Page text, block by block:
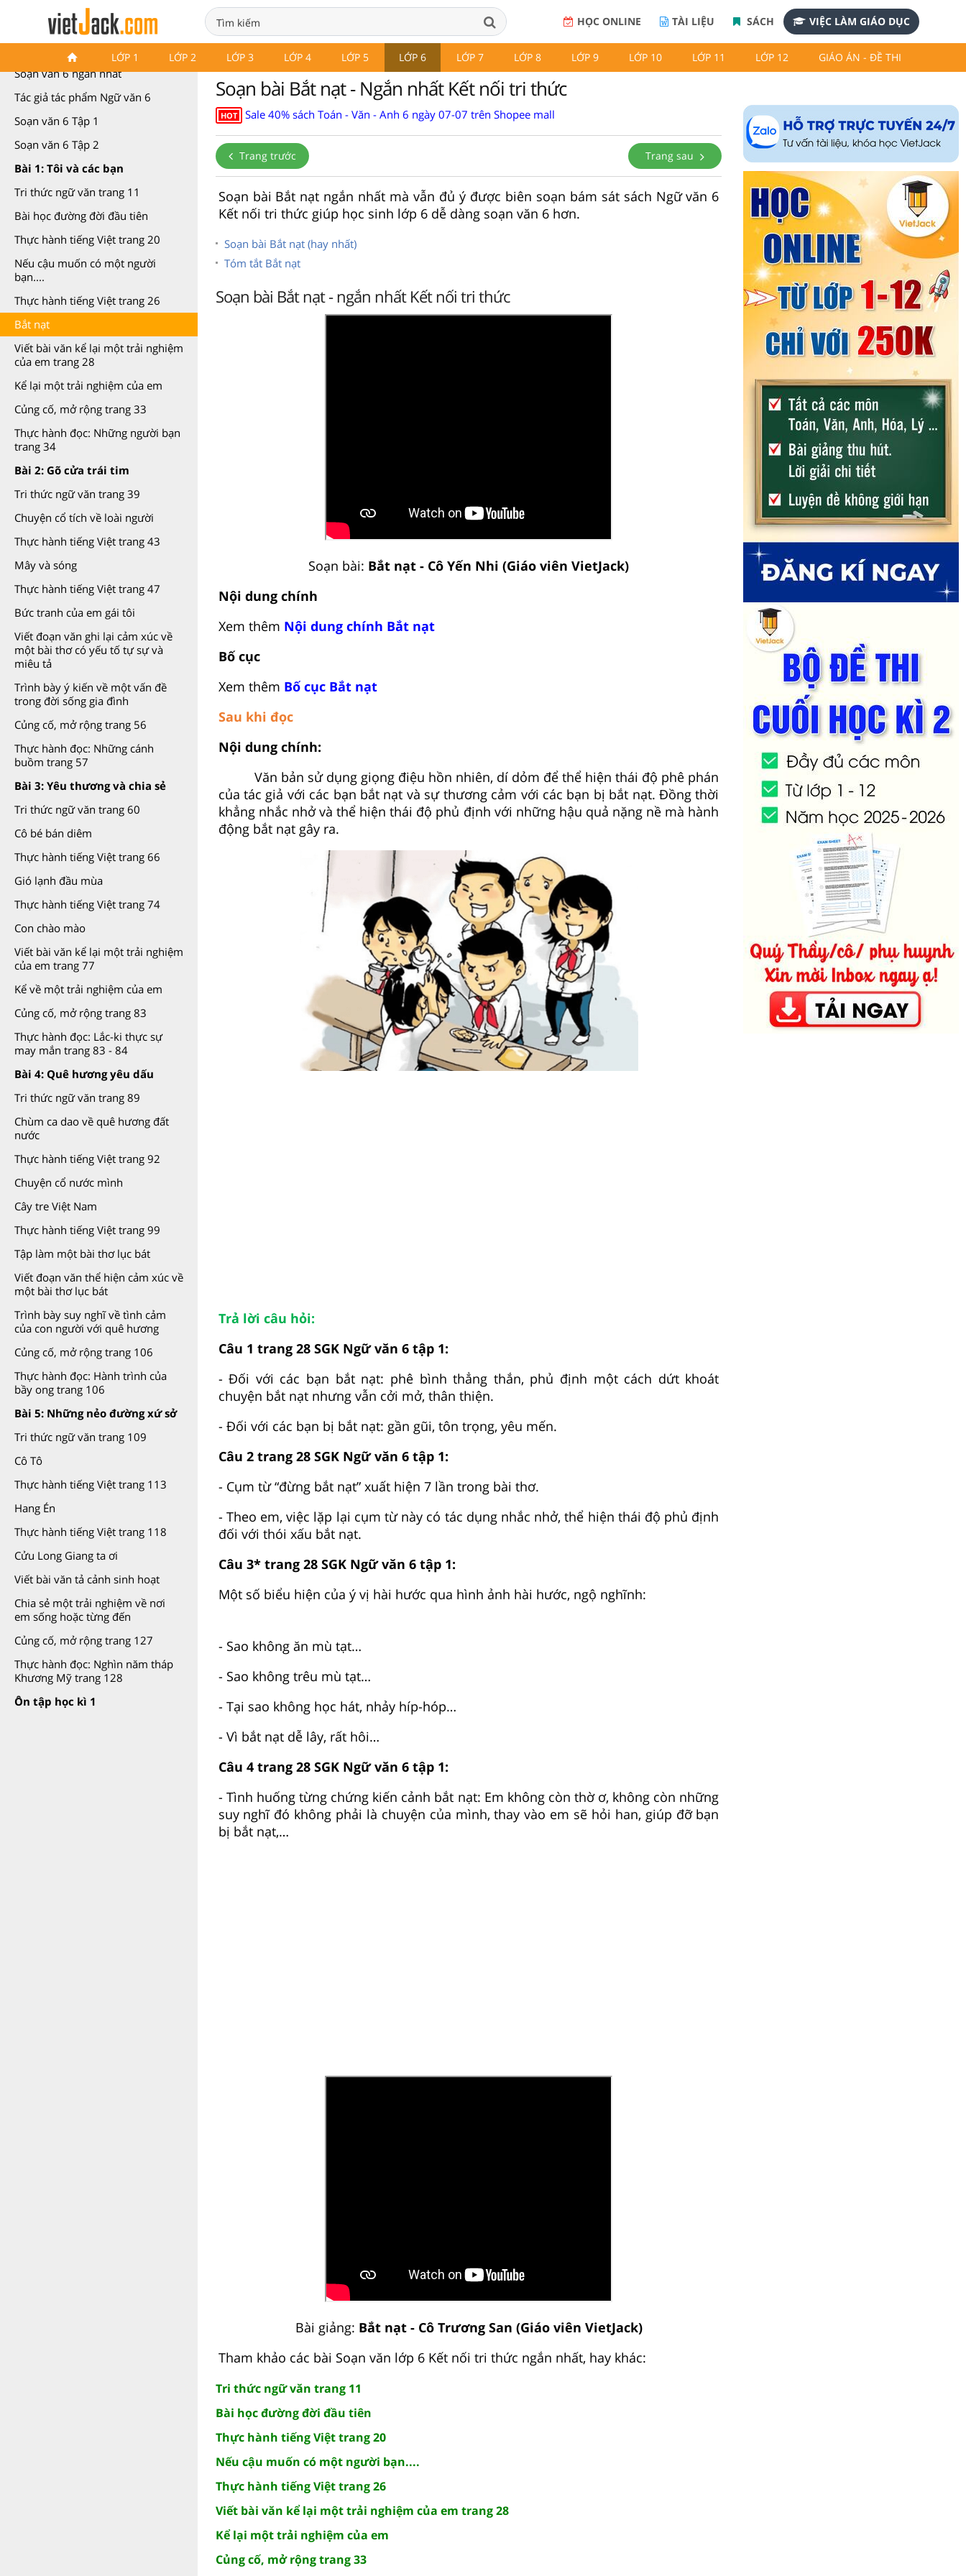
HỌC ONLINE TÀI LIỆU SÁCH VIỆC LÀM GIÁO DỤC
LỚP 1 LỚP 2 LỚP 3 LỚP 4 LỚP 5 LỚP 6 LỚP 7 LỚP 8 LỚP 9 LỚP 10 LỚP 11 LỚP 12 GIÁO ÁN - ĐỀ THI
Soạn văn 6 Kết nối tri thức
Soạn văn 6 ngắn nhất
Tác giả tác phẩm Ngữ văn 6
Soạn văn 6 Tập 1
Soạn văn 6 Tập 2
Bài 1: Tôi và các bạn
Tri thức ngữ văn trang 11
Bài học đường đời đầu tiên
Thực hành tiếng Việt trang 20
Nếu cậu muốn có một người
bạn....
Thực hành tiếng Việt trang 26
Bắt nạt
Viết bài văn kể lại một trải nghiệm
của em trang 28
Kể lại một trải nghiệm của em
Củng cố, mở rộng trang 33
Thực hành đọc: Những người bạn
trang 34
Bài 2: Gõ cửa trái tim
Tri thức ngữ văn trang 39
Chuyện cổ tích về loài người
Thực hành tiếng Việt trang 43
Mây và sóng
Thực hành tiếng Việt trang 47
Bức tranh của em gái tôi
Viết đoạn văn ghi lại cảm xúc về
một bài thơ có yếu tố tự sự và
miêu tả
Trình bày ý kiến về một vấn đề
trong đời sống gia đình
Củng cố, mở rộng trang 56
Thực hành đọc: Những cánh
buồm trang 57
Bài 3: Yêu thương và chia sẻ
Tri thức ngữ văn trang 60
Cô bé bán diêm
Thực hành tiếng Việt trang 66
Gió lạnh đầu mùa
Thực hành tiếng Việt trang 74
Con chào mào
Viết bài văn kể lại một trải nghiệm
của em trang 77
Kể về một trải nghiệm của em
Củng cố, mở rộng trang 83
Thực hành đọc: Lắc-ki thực sự
may mắn trang 83 - 84
Bài 4: Quê hương yêu dấu
Tri thức ngữ văn trang 89
Chùm ca dao về quê hương đất
nước
Thực hành tiếng Việt trang 92
Chuyện cổ nước mình
Cây tre Việt Nam
Thực hành tiếng Việt trang 99
Tập làm một bài thơ lục bát
Viết đoạn văn thể hiện cảm xúc về
một bài thơ lục bát
Trình bày suy nghĩ về tình cảm
của con người với quê hương
Củng cố, mở rộng trang 106
Thực hành đọc: Hành trình của
bầy ong trang 106
Bài 5: Những nẻo đường xứ sở
Tri thức ngữ văn trang 109
Cô Tô
Thực hành tiếng Việt trang 113
Hang Én
Thực hành tiếng Việt trang 118
Cửu Long Giang ta ơi
Viết bài văn tả cảnh sinh hoạt
Chia sẻ một trải nghiệm về nơi
em sống hoặc từng đến
Củng cố, mở rộng trang 127
Thực hành đọc: Nghìn năm tháp
Khương Mỹ trang 128
Ôn tập học kì 1
Soạn bài Bắt nạt - Ngắn nhất Kết nối tri thức
HOT Sale 40% sách Toán - Văn - Anh 6 ngày 07-07 trên Shopee mall
Trang trước Trang sau
Soạn bài Bắt nạt ngắn nhất mà vẫn đủ ý được biên soạn bám sát sách Ngữ văn 6
Kết nối tri thức giúp học sinh lớp 6 dễ dàng soạn văn 6 hơn.
Soạn bài Bắt nạt (hay nhất)
Tóm tắt Bắt nạt
Soạn bài Bắt nạt - ngắn nhất Kết nối tri thức
Soạn bài: Bắt nạt - Cô Yến Nhi (Giáo viên VietJack)
Nội dung chính
Xem thêm Nội dung chính Bắt nạt
Bố cục
Xem thêm Bố cục Bắt nạt
Sau khi đọc
Nội dung chính:
Văn bản sử dụng giọng điệu hồn nhiên, dí dỏm để thể hiện thái độ phê phán
của tác giả với các bạn bắt nạt và sự thương cảm với các bạn bị bắt nạt. Đồng thời
khẳng nhắc nhở và thể hiện thái độ phủ định với những hậu quả nặng nề mà hành
động bắt nạt gây ra.
Trả lời câu hỏi:
Câu 1 trang 28 SGK Ngữ văn 6 tập 1:
- Đối với các bạn bắt nạt: phê bình thẳng thắn, phủ định một cách dứt khoát
chuyện bắt nạt nhưng vẫn cởi mở, thân thiện.
- Đối với các bạn bị bắt nạt: gần gũi, tôn trọng, yêu mến.
Câu 2 trang 28 SGK Ngữ văn 6 tập 1:
- Cụm từ “đừng bắt nạt” xuất hiện 7 lần trong bài thơ.
- Theo em, việc lặp lại cụm từ này có tác dụng nhắc nhở, thể hiện thái độ phủ định
đối với thói xấu bắt nạt.
Câu 3* trang 28 SGK Ngữ văn 6 tập 1:
Một số biểu hiện của ý vị hài hước qua hình ảnh hài hước, ngộ nghĩnh:
- Sao không ăn mù tạt…
- Sao không trêu mù tạt…
- Tại sao không học hát, nhảy híp-hóp…
- Vì bắt nạt dễ lây, rất hôi…
Câu 4 trang 28 SGK Ngữ văn 6 tập 1:
- Tình huống từng chứng kiến cảnh bắt nạt: Em không còn thờ ơ, không còn những
suy nghĩ đó không phải là chuyện của mình, thay vào em sẽ hỏi han, giúp đỡ bạn
bị bắt nạt,…
Bài giảng: Bắt nạt - Cô Trương San (Giáo viên VietJack)
Tham khảo các bài Soạn văn lớp 6 Kết nối tri thức ngắn nhất, hay khác:
Tri thức ngữ văn trang 11
Bài học đường đời đầu tiên
Thực hành tiếng Việt trang 20
Nếu cậu muốn có một người bạn....
Thực hành tiếng Việt trang 26
Viết bài văn kể lại một trải nghiệm của em trang 28
Kể lại một trải nghiệm của em
Củng cố, mở rộng trang 33